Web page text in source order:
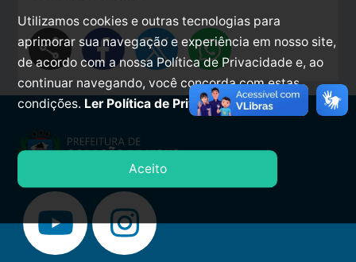
share
Utilizamos cookies e outras tecnologias para
aprimorar sua navegação e experiência em nosso site,
de acordo com a nossa Política de Privacidade e, ao
continuar navegando, você concorda com estas
condições. Ler Política de Privacidade.
Aceito